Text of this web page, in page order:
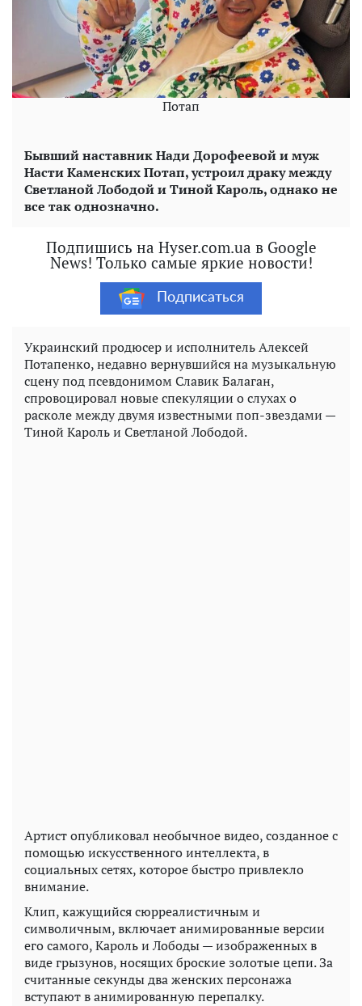
Потап
Бывший наставник Нади Дорофеевой и муж
Насти Каменских Потап, устроил драку между
Светланой Лободой и Тиной Кароль, однако не
все так однозначно.
Подпишись на Hyser.com.ua в Google
News! Только самые яркие новости!
Подписаться
Украинский продюсер и исполнитель Алексей
Потапенко, недавно вернувшийся на музыкальную
сцену под псевдонимом Славик Балаган,
спровоцировал новые спекуляции о слухах о
расколе между двумя известными поп-звездами —
Тиной Кароль и Светланой Лободой.
Артист опубликовал необычное видео, созданное с
помощью искусственного интеллекта, в
социальных сетях, которое быстро привлекло
внимание.
Клип, кажущийся сюрреалистичным и
символичным, включает анимированные версии
его самого, Кароль и Лободы — изображенных в
виде грызунов, носящих броские золотые цепи. За
считанные секунды два женских персонажа
вступают в анимированную перепалку.